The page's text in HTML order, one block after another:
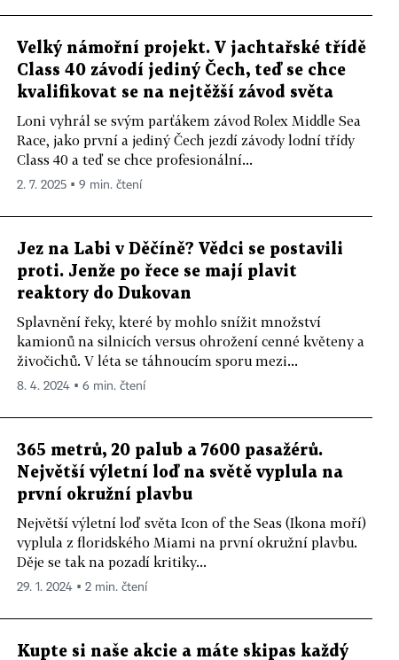
Velký námořní projekt. V jachtařské třídě
Class 40 závodí jediný Čech, teď se chce
kvalifikovat se na nejtěžší závod světa
Loni vyhrál se svým parťákem závod Rolex Middle Sea
Race, jako první a jediný Čech jezdí závody lodní třídy
Class 40 a teď se chce profesionální...
2. 7. 2025 ▪ 9 min. čtení
Jez na Labi v Děčíně? Vědci se postavili
proti. Jenže po řece se mají plavit
reaktory do Dukovan
Splavnění řeky, které by mohlo snížit množství
kamionů na silnicích versus ohrožení cenné květeny a
živočichů. V léta se táhnoucím sporu mezi...
8. 4. 2024 ▪ 6 min. čtení
365 metrů, 20 palub a 7600 pasažérů.
Největší výletní loď na světě vyplula na
první okružní plavbu
Největší výletní loď světa Icon of the Seas (Ikona moří)
vyplula z floridského Miami na první okružní plavbu.
Děje se tak na pozadí kritiky...
29. 1. 2024 ▪ 2 min. čtení
Kupte si naše akcie a máte skipas každý